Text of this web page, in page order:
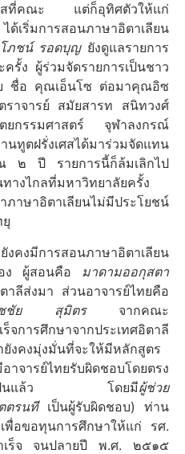
ศสที่คณะ แต่ก็อุทิศตัวให้แก่
เริ่มการสอนภาษาอิตาเลียน
ภชน์ รอดบุญยังดูแลรายการ
รั้ง ผู้ร่วมจัดรายการเป็นชาว
ย ชื่อ คุณเอ็นโซ ต่อมาคุณอิซ
ราจารย์ สมัยสารท สนิทวงศ์
รรมศาสตร์ จุฬาลงกรณ์
ทูตฝรั่งเศสได้มาร่วมจัดแทน
ณ ๒ ปี รายการนี้ก็ล้มเลิกไป
างไกลที่มหาวิทยาลัยครั้ง
ษาอิตาเลียนไม่มีประโยชน์
คงมีการสอนภาษาอิตาเลียน
อง ผู้สอนคือ มาดามออกุสตา
ลีส่งมา ส่วนอาจารย์ไทยคือ
ชชัย สุมิตรจากคณะ
ารศึกษาจากประเทศอิตาลี
งคงมุ่งมั่นที่จะให้มีหลักสูตร
ารย์ไทยรับผิดชอบโดยตรง
าสเปนแล้ว โดยมีผู้ช่วย
ตรนทีเป็นผู้รับผิดชอบ) ท่าน
พื่อขอทุนการศึกษาให้แก่ รศ.
ร็จ จนปลายปี พ.ศ. ๒๕๑๕